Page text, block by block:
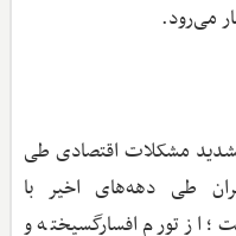
تشدید مشکلات اقتصادی طی
طی دهه‌های اخیر با
از تورم افسارگسیخته و